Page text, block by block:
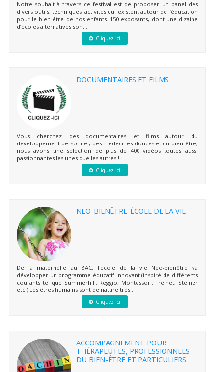
Notre souhait à travers ce festival est de proposer un panel des
divers outils, techniques, activités qui existent autour de l’éducation
pour le bien-être de nos enfants. 150 exposants, dont une dizaine
d’écoles alternatives sont...
Cliquez ici
DOCUMENTAIRES ET FILMS
Vous cherchez des documentaires et films autour du
développement personnel, des médecines douces et du bien-être,
nous avons une sélection de plus de 400 vidéos toutes aussi
passionnantes les unes que les autres !
Cliquez ici
NEO-BIENÊTRE-ÉCOLE DE LA VIE
De la maternelle au BAC, l'école de la vie Neo-bienêtre va
développer un programme éducatif innovant (inspiré de différents
courants tel que Summerhill, Reggio, Montessori, Freinet, Steiner
etc.) Les êtres humains sont de nature très...
Cliquez ici
ACCOMPAGNEMENT POUR
THÉRAPEUTES, PROFESSIONNELS
DU BIEN-ÊTRE ET PARTICULIERS